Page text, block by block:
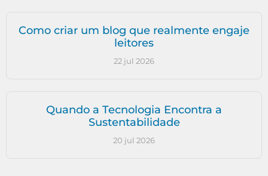
Como criar um blog que realmente engaje
leitores
22 jul 2026
Quando a Tecnologia Encontra a
Sustentabilidade
20 jul 2026